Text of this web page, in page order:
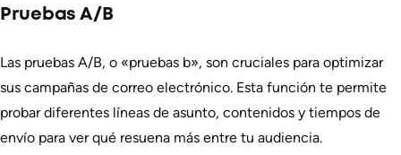
Pruebas A/B
Las pruebas A/B, o «pruebas b», son cruciales para optimizar
sus campañas de correo electrónico. Esta función te permite
probar diferentes líneas de asunto, contenidos y tiempos de
envío para ver qué resuena más entre tu audiencia.